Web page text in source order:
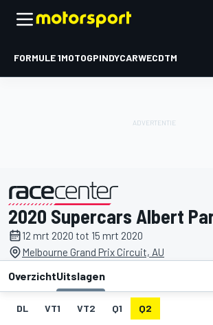
FORMULE 1MOTOGPINDYCARWECDTM
gepresenteerd door
2020 Supercars Albert
12 mrt 2020 tot 15 mrt 2020
Melbourne Grand Prix Circuit, AU
OverzichtUitslagen
DL VT1 VT2 Q1 Q2